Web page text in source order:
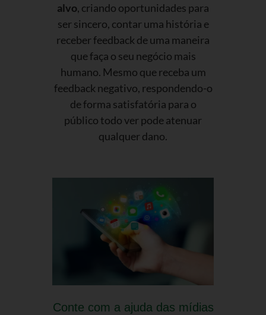
alvo, criando oportunidades para
ser sincero, contar uma história e
receber feedback de uma maneira
que faça o seu negócio mais
humano. Mesmo que receba um
feedback negativo, respondendo-o
de forma satisfatória para o
público todo ver pode atenuar
qualquer dano.
Conte com a ajuda das mídias